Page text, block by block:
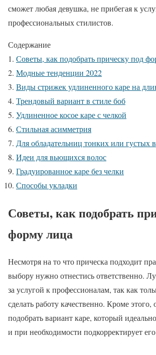
сможет любая девушка, не прибегая к
профессиональных стилистов.
Содержание
Советы, как подобрать прическу под
Модные тенденции 2022
Виды стрижек удлиненного каре на
Трендовый вариант в стиле боб
Удлиненное косое каре с челкой
Стильная асимметрия
Для обладательниц тонких или густых
Идеи для вьющихся волос
Градуированное каре без челки
Способы укладки
Советы, как подобрать
форму лица
Несмотря на то что прическа подходит
выбору нужно отнестись ответственно.
за услугой к профессионалам, так как
сделать работу качественно. Кроме
подобрать вариант каре, который
и при необходимости подкорректирует